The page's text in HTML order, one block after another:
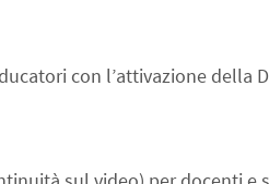
con l’attivazione della